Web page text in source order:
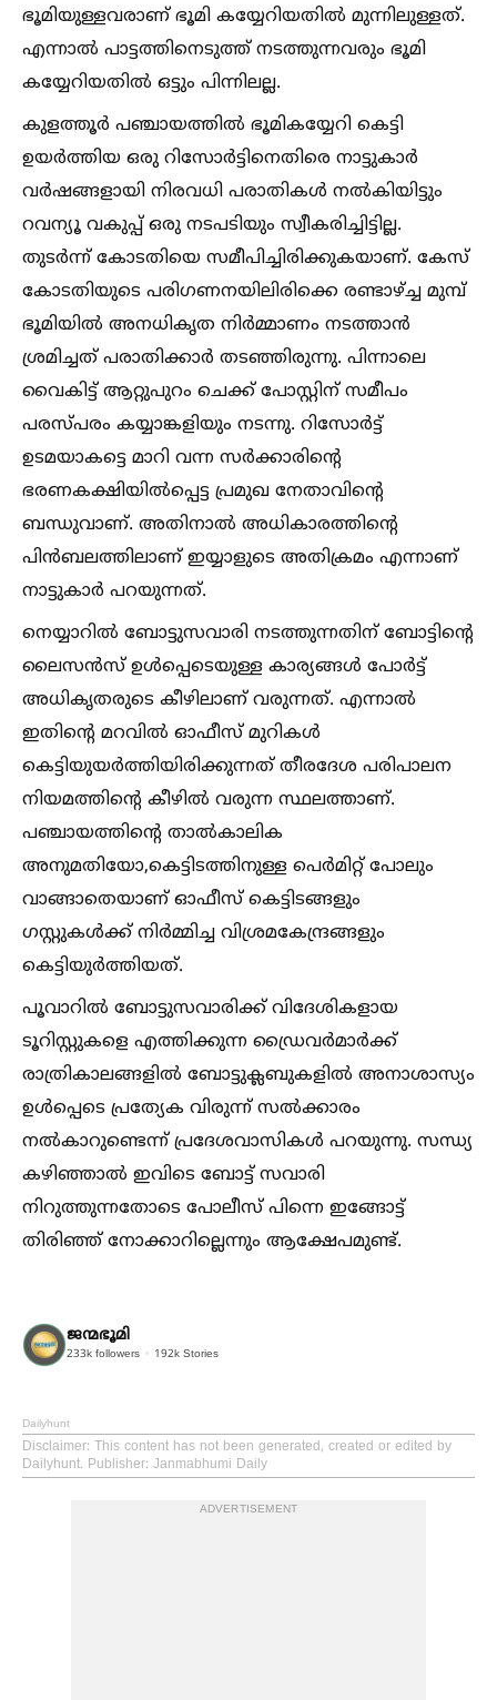
ഭൂമിയുള്ളവരാണ് ഭൂമി കയ്യേറിയതില്‍ മുന്നിലുള്ളത്.
എന്നാല്‍ പാട്ടത്തിനെടുത്ത് നടത്തുന്നവരും ഭൂമി
കയ്യേറിയതില്‍ ഒട്ടും പിന്നിലല്ല.
കുളത്തൂര്‍ പഞ്ചായത്തില്‍ ഭൂമികയ്യേറി കെട്ടി
ഉയര്‍ത്തിയ ഒരു റിസോര്‍ട്ടിനെതിരെ നാട്ടുകാര്‍
വര്‍ഷങ്ങളായി നിരവധി പരാതികള്‍ നല്‍കിയിട്ടും
റവന്യൂ വകുപ്പ് ഒരു നടപടിയും സ്വീകരിച്ചിട്ടില്ല.
തുടര്‍ന്ന് കോടതിയെ സമീപിച്ചിരിക്കുകയാണ്. കേസ്
കോടതിയുടെ പരിഗണനയിലിരിക്കെ രണ്ടാഴ്‌ച്ച മുമ്പ്
ഭൂമിയില്‍ അനധികൃത നിര്‍മ്മാണം നടത്താന്‍
ശ്രമിച്ചത് പരാതിക്കാര്‍ തടഞ്ഞിരുന്നു. പിന്നാലെ
വൈകിട്ട് ആറ്റുപുറം ചെക്ക് പോസ്റ്റിന് സമീപം
പരസ്പരം കയ്യാങ്കളിയും നടന്നു. റിസോര്‍ട്ട്
ഉടമയാകട്ടെ മാറി വന്ന സര്‍ക്കാരിന്റെ
ഭരണകക്ഷിയില്‍പ്പെട്ട പ്രമുഖ നേതാവിന്റെ
ബന്ധുവാണ്. അതിനാല്‍ അധികാരത്തിന്റെ
പിന്‍ബലത്തിലാണ് ഇയ്യാളുടെ അതിക്രമം എന്നാണ്
നാട്ടുകാര്‍ പറയുന്നത്.
നെയ്യാറില്‍ ബോട്ടുസവാരി നടത്തുന്നതിന് ബോട്ടിന്റെ
ലൈസന്‍സ് ഉള്‍പ്പെടെയുള്ള കാര്യങ്ങള്‍ പോര്‍ട്ട്
അധികൃതരുടെ കീഴിലാണ് വരുന്നത്. എന്നാല്‍
ഇതിന്റെ മറവില്‍ ഓഫീസ് മുറികള്‍
കെട്ടിയുയര്‍ത്തിയിരിക്കുന്നത് തീരദേശ പരിപാലന
നിയമത്തിന്റെ കീഴില്‍ വരുന്ന സ്ഥലത്താണ്.
പഞ്ചായത്തിന്റെ താല്‍കാലിക
അനുമതിയോ,കെട്ടിടത്തിനുള്ള പെര്‍മിറ്റ് പോലും
വാങ്ങാതെയാണ് ഓഫീസ് കെട്ടിടങ്ങളും
ഗസ്റ്റുകള്‍ക്ക് നിര്‍മ്മിച്ച വിശ്രമകേന്ദ്രങ്ങളും
കെട്ടിയുര്‍ത്തിയത്.
പൂവാറില്‍ ബോട്ടുസവാരിക്ക് വിദേശികളായ
ടൂറിസ്റ്റുകളെ എത്തിക്കുന്ന ഡ്രൈവര്‍മാര്‍ക്ക്
രാത്രികാലങ്ങളില്‍ ബോട്ടുക്ലബുകളില്‍ അനാശാസ്യം
ഉള്‍പ്പെടെ പ്രത്യേക വിരുന്ന് സല്‍ക്കാരം
നല്‍കാറുണ്ടെന്ന് പ്രദേശവാസികള്‍ പറയുന്നു. സന്ധ്യ
കഴിഞ്ഞാല്‍ ഇവിടെ ബോട്ട് സവാരി
നിറുത്തുന്നതോടെ പോലീസ് പിന്നെ ഇങ്ങോട്ട്
തിരിഞ്ഞ് നോക്കാറില്ലെന്നും ആക്ഷേപമുണ്ട്.
ജന്മഭൂമി
233k followers 192k Stories
Dailyhunt
Disclaimer: This content has not been generated, created or edited by
Dailyhunt. Publisher: Janmabhumi Daily
ADVERTISEMENT